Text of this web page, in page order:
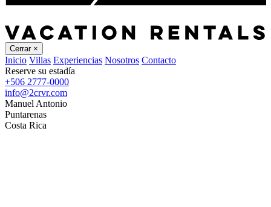
Cerrar ×
Inicio Villas Experiencias Nosotros Contacto
Reserve su estadía
+506 2777-0000
info@2crvr.com
Manuel Antonio
Puntarenas
Costa Rica